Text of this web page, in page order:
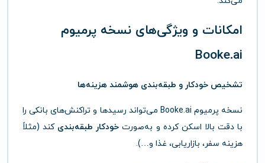
امکانات و ویژگی‌های نسخه پرمیوم
Booke.ai
تشخیص خودکار و طبقه‌بندی هوشمند هزینه‌ها
نسخه پرمیوم Booke.ai می‌تواند رسیدها و تراکنش‌های بانکی را
با دقت بالا اسکن کرده و به‌صورت خودکار طبقه‌بندی کند (مثلاً
هزینه سفر، بازاریابی، غذا و…).